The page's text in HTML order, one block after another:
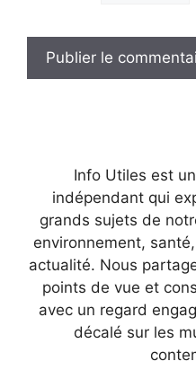
Info Utiles est
indépendant qui
grands sujets de
environnement,
actualité. Nous
points de vue et
avec un regard
décalé sur les